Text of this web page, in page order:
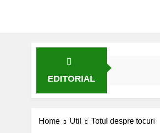
EDITORIAL
Home Util Totul despre tocuri